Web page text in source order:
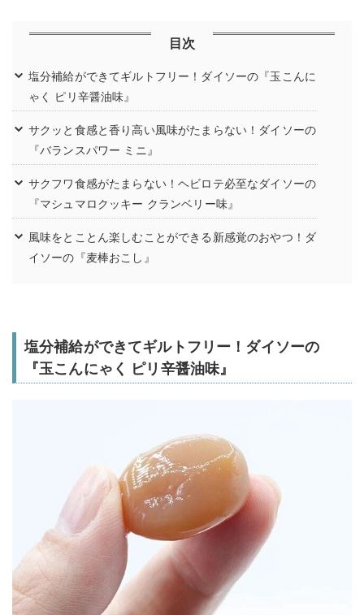
目次
塩分補給ができてギルトフリー！ダイソーの『玉こんに
ゃく ピリ辛醤油味』
サクッと食感と香り高い風味がたまらない！ダイソーの
『バランスパワー ミニ』
サクフワ食感がたまらない！ヘビロテ必至なダイソーの
『マシュマロクッキー クランベリー味』
風味をとことん楽しむことができる新感覚のおやつ！ダ
イソーの『麦棒おこし』
塩分補給ができてギルトフリー！ダイソーの
『玉こんにゃく ピリ辛醤油味』